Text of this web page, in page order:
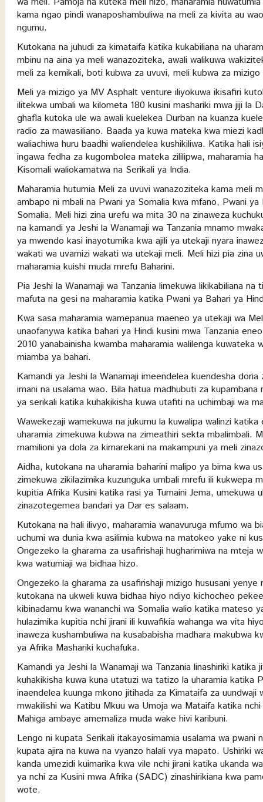
kama ngao pindi wanaposhambuliwa na meli za kivita au
ngumu.
Kutokana na juhudi za kimataifa katika kukabiliana na
mbinu na aina ya meli wanazoziteka, awali walikuwa
meli za kemikali, boti kubwa za uvuvi, meli kubwa za
Meli ya mizigo ya MV Asphalt venture iliyokuwa ikisafiri
ilitekwa umbali wa kilometa 180 kusini mashariki mwa jiji la
ghafla kutoka ule wa awali kuelekea Durban na kuanza
radio za mawasiliano. Baada ya kuwa mateka kwa miezi
waliachiwa huru baadhi waliendelea kushikiliwa. Katika hali
ingawa fedha za kugombolea mateka zililipwa, maharamia
Kisomali waliokamatwa na Serikali ya India.
Maharamia hutumia Meli za uvuvi wanazoziteka kama meli
ambapo ni mbali na Pwani ya Somalia kwa mfano, Pwani
Somalia. Meli hizi zina urefu wa mita 30 na zinaweza
na kamandi ya Jeshi la Wanamaji wa Tanzania mnamo
ya mwendo kasi inayotumika kwa ajili ya utekaji nyara
wakati wa uvamizi wakati wa utekaji meli. Meli hizi pia zina
maharamia kuishi muda mrefu Baharini.
Pia Jeshi la Wanamaji wa Tanzania limekuwa likikabiliana
mafuta na gesi na maharamia katika Pwani ya Bahari ya
Kwa sasa maharamia wamepanua maeneo ya utekaji wa
unaofanywa katika bahari ya Hindi kusini mwa Tanzania
2010 yanabainisha kwamba maharamia walilenga
miamba ya bahari.
Kamandi ya Jeshi la Wanamaji imeendelea kuendesha
imani na usalama wao. Bila hatua madhubuti za
ya serikali katika kuhakikisha kuwa utafiti na uchimbaji wa
Wawekezaji wamekuwa na jukumu la kuwalipa walinzi
uharamia zimekuwa kubwa na zimeathiri sekta mbalimbali.
mamilioni ya dola za kimarekani na makampuni ya meli
Aidha, kutokana na uharamia baharini malipo ya bima kwa
zimekuwa zikilazimika kuzunguka umbali mrefu ili kukwepa
kupitia Afrika Kusini katika rasi ya Tumaini Jema, umekuwa
zinazotegemea bandari ya Dar es salaam.
Kutokana na hali ilivyo, maharamia wanavuruga mfumo wa
uchumi wa dunia kwa asilimia kubwa na matokeo yake ni
Ongezeko la gharama za usafirishaji hugharimiwa na mteja
kwa watumiaji wa bidhaa hizo.
Ongezeko la gharama za usafirishaji mizigo hususani
kutokana na ukweli kuwa bidhaa hiyo ndiyo kichocheo
kibinadamu kwa wananchi wa Somalia walio katika mateso
hulazimika kupitia nchi jirani ili kuwafikia wahanga wa vita
inaweza kushambuliwa na kusababisha madhara makubwa
ya Afrika Mashariki kuchafuka.
Kamandi ya Jeshi la Wanamaji wa Tanzania linashiriki
kuhakikisha kuwa kuna utatuzi wa tatizo la uharamia katika
inaendelea kuunga mkono jitihada za Kimataifa za
mwakilishi wa Katibu Mkuu wa Umoja wa Mataifa katika
Mahiga ambaye amemaliza muda wake hivi karibuni.
Lengo ni kupata Serikali itakayosimamia usalama wa pwani
kupata ajira na kuwa na vyanzo halali vya mapato. Ushiriki
kanda umezidi kuimarika kwa vile nchi jirani katika ukanda
ya nchi za Kusini mwa Afrika (SADC) zinashirikiana kwa
wote.